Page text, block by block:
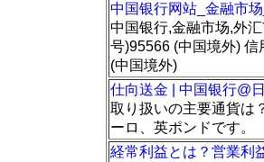
中国银行网站_金融市
中国银行,金融市场,外
号)95566 (中国境外)
(中国境外)
仕向送金 | 中国银行@
取り扱いの主要通貨は
ーロ、英ポンドです。
経常利益とは？営業利